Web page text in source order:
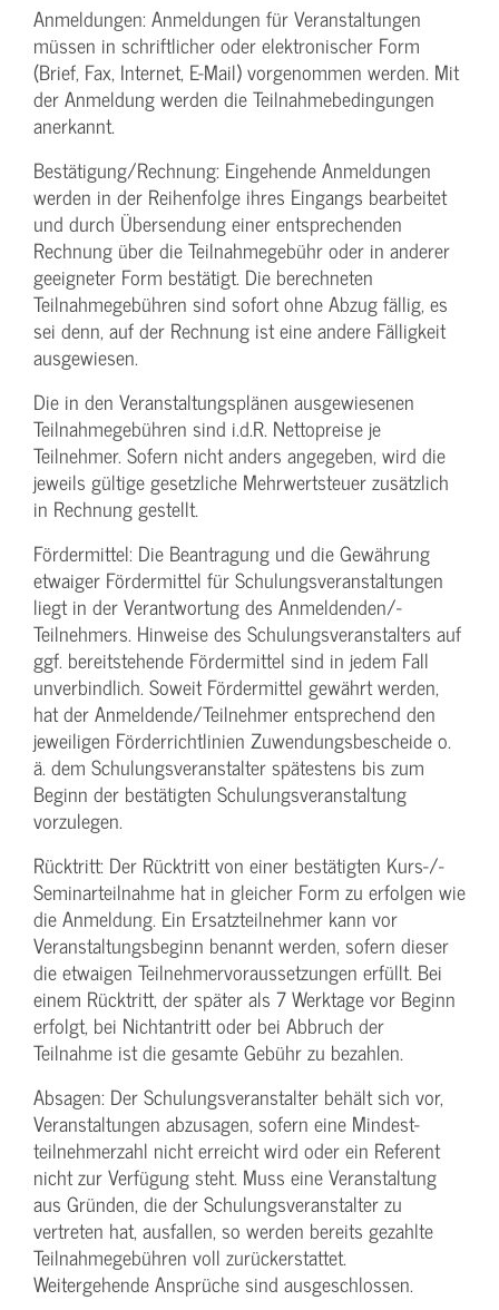
Anmeldungen: Anmeldungen für Veranstaltungen
müssen in schriftlicher oder elektronischer Form
(Brief, Fax, Internet, E-Mail) vorgenommen werden. Mit
der Anmeldung werden die Teilnahme­bedingungen
anerkannt.
Bestätigung­/Rechnung: Eingehende Anmeldungen
werden in der Reihenfolge ihres Eingangs bearbeitet
und durch Übersendung einer entsprechenden
Rechnung über die Teilnahmegebühr oder in anderer
geeigneter Form bestätigt. Die berechneten
Teilnahmegebühren sind sofort ohne Abzug fällig, es
sei denn, auf der Rechnung ist eine andere Fälligkeit
ausgewiesen.
Die in den Veranstaltungsplänen ausgewiesenen
Teilnahmegebühren sind i.d.R. Nettopreise je
Teilnehmer. Sofern nicht anders angegeben, wird die
jeweils gültige gesetzliche Mehrwertsteuer zusätzlich
in Rechnung gestellt.
Fördermittel: Die Beantragung und die Gewährung
etwaiger Fördermittel für Schulungs­veranstaltungen
liegt in der Verantwortung des Anmeldenden/­
Teilnehmers. Hinweise des Schulungs­veranstalters auf
ggf. bereitstehende Fördermittel sind in jedem Fall
unverbindlich. Soweit Fördermittel gewährt werden,
hat der Anmeldende/­Teilnehmer entsprechend den
jeweiligen Förderrichtlinien Zuwendungs­bescheide o.
ä. dem Schulungs­veranstalter spätestens bis zum
Beginn der bestätigten Schulungs­veranstaltung
vorzulegen.
Rücktritt: Der Rücktritt von einer bestätigten Kurs-/­
Seminarteilnahme hat in gleicher Form zu erfolgen wie
die Anmeldung. Ein Ersatzteilnehmer kann vor
Veranstaltungs­beginn benannt werden, sofern dieser
die etwaigen Teilnehmer­voraussetzungen erfüllt. Bei
einem Rücktritt, der später als 7 Werktage vor Beginn
erfolgt, bei Nichtantritt oder bei Abbruch der
Teilnahme ist die gesamte Gebühr zu bezahlen.
Absagen: Der Schulungs­veranstalter behält sich vor,
Veranstaltungen abzusagen, sofern eine Mindest­
teilnehmerzahl nicht erreicht wird oder ein Referent
nicht zur Verfügung steht. Muss eine Veranstaltung
aus Gründen, die der Schulungs­veranstalter zu
vertreten hat, ausfallen, so werden bereits gezahlte
Teilnahme­gebühren voll zurückerstattet.
Weitergehende Ansprüche sind ausgeschlossen.